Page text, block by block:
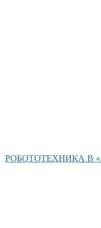
РОБОТОТЕХНИКА В